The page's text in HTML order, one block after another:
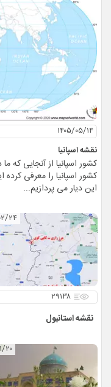
۱۴۰۵/۰۵/۱۴
نقشه اسپانیا
کشور اسپانیا از آنجایی
کشور اسپانیا را معرفی
این دیار می پردازیم...
۲۹۱۳۸
نقشه استانبول